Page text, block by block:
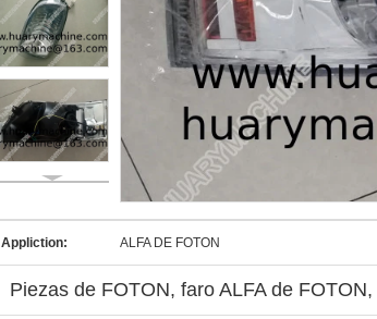
Appliction: ALFA DE FOTON
Piezas de FOTON, faro ALFA de